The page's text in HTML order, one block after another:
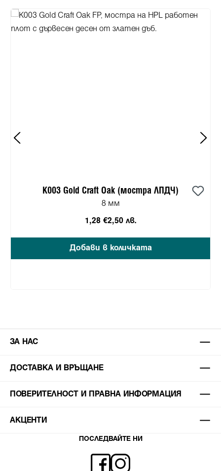
K003 Gold Craft Oak (мостра ЛПДЧ)
8 мм
1,28 €2,50 лв.
Добави в количката
ЗА НАС
ДОСТАВКА И ВРЪЩАНЕ
ПОВЕРИТЕЛНОСТ И ПРАВНА ИНФОРМАЦИЯ
АКЦЕНТИ
ПОСЛЕДВАЙТЕ НИ